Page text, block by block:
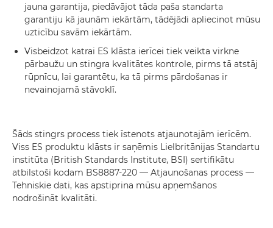
jauna garantija, piedāvājot tāda paša standarta
garantiju kā jaunām iekārtām, tādējādi apliecinot mūsu
uzticību savām iekārtām.
Visbeidzot katrai ES klāsta ierīcei tiek veikta virkne
pārbaužu un stingra kvalitātes kontrole, pirms tā atstāj
rūpnīcu, lai garantētu, ka tā pirms pārdošanas ir
nevainojamā stāvoklī.
Šāds stingrs process tiek īstenots atjaunotajām ierīcēm.
Viss ES produktu klāsts ir saņēmis Lielbritānijas Standartu
institūta (British Standards Institute, BSI) sertifikātu
atbilstoši kodam BS8887-220 — Atjaunošanas process —
Tehniskie dati, kas apstiprina mūsu apņemšanos
nodrošināt kvalitāti.